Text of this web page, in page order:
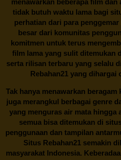
tidak butuh waktu lama bagi
perhatian dari para
besar dari komunitas
komitmen untuk terus
film lama yang sulit ditemukan
serta rilisan terbaru yang selalu
Rebahan21 yang dihargai
Tak hanya menawarkan
juga merangkul berbagai genre
yang menguras air mata hingga
semua bisa ditemukan di
penggunaan dan tampilan
Situs Rebahan21semakin
masyarakat Indonesia.